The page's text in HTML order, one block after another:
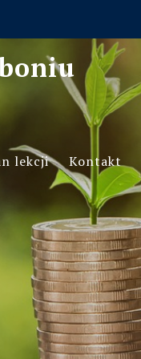
lekcji Kontakt